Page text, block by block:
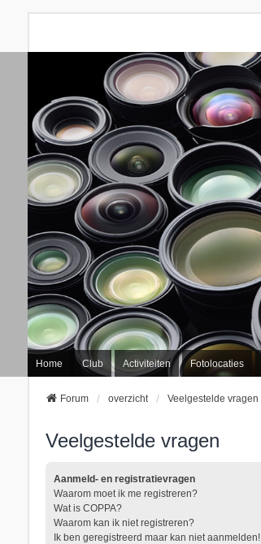
Home Club Activiteiten Fotolocaties
Forum overzicht Veelgestelde vragen
Veelgestelde vragen
Aanmeld- en registratievragen
Waarom moet ik me registreren?
Wat is COPPA?
Waarom kan ik niet registreren?
Ik ben geregistreerd maar kan niet aanmelden!